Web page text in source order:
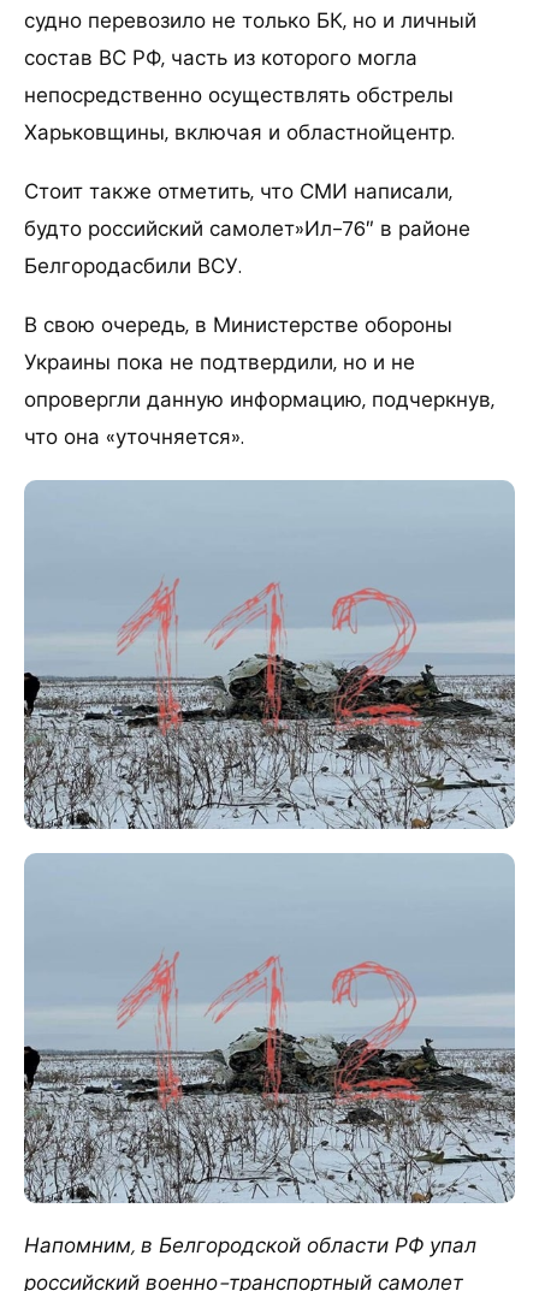
судно перевозило не только БК, но и личный
состав ВС РФ, часть из которого могла
непосредственно осуществлять обстрелы
Харьковщины, включая и областнойцентр.
Стоит также отметить, что СМИ написали,
будто российский самолет»Ил-76″ в районе
Белгородасбили ВСУ.
В свою очередь, в Министерстве обороны
Украины пока не подтвердили, но и не
опровергли данную информацию, подчеркнув,
что она «уточняется».
Напомним, в Белгородской области РФ упал
российский военно-транспортный самолет